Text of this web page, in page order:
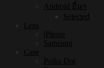
Android อื่นๆ
Selected
Lens
iPhone
Samsung
Case
Polka Dot